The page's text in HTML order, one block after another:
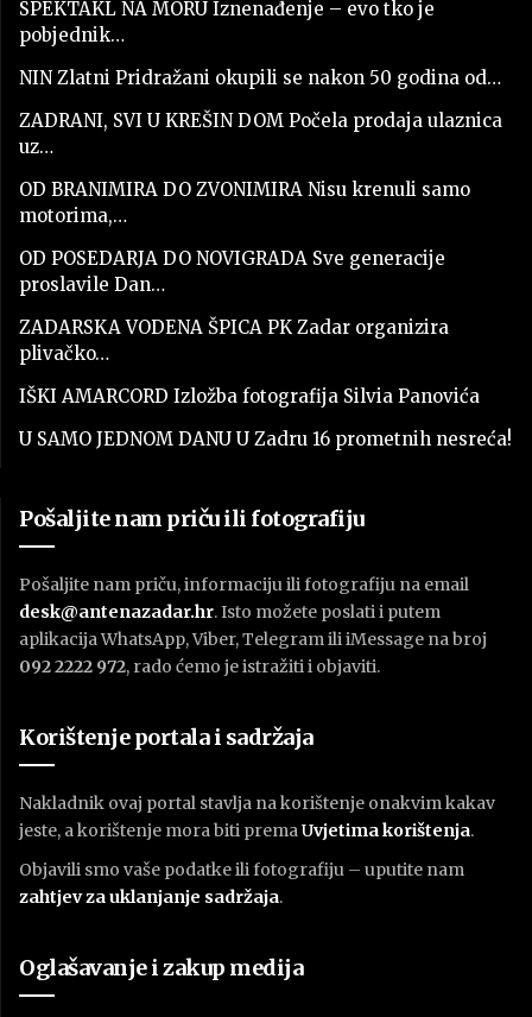
SPEKTAKL NA MORU Iznenađenje – evo tko je
pobjednik…
NIN Zlatni Pridražani okupili se nakon 50 godina od…
ZADRANI, SVI U KREŠIN DOM Počela prodaja ulaznica
uz…
OD BRANIMIRA DO ZVONIMIRA Nisu krenuli samo
motorima,…
OD POSEDARJA DO NOVIGRADA Sve generacije
proslavile Dan…
ZADARSKA VODENA ŠPICA PK Zadar organizira
plivačko…
IŠKI AMARCORD Izložba fotografija Silvia Panovića
U SAMO JEDNOM DANU U Zadru 16 prometnih nesreća!
Pošaljite nam priču ili fotografiju
Pošaljite nam priču, informaciju ili fotografiju na email
desk@antenazadar.hr. Isto možete poslati i putem
aplikacija WhatsApp, Viber, Telegram ili iMessage na broj
092 2222 972, rado ćemo je istražiti i objaviti.
Korištenje portala i sadržaja
Nakladnik ovaj portal stavlja na korištenje onakvim kakav
jeste, a korištenje mora biti premaUvjetima korištenja.
Objavili smo vaše podatke ili fotografiju – uputite nam
zahtjev za uklanjanje sadržaja.
Oglašavanje i zakup medija